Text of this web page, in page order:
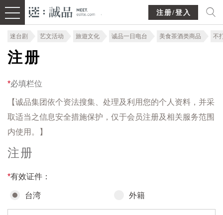
注册/登入
迷台剧 艺文活动 旅遊文化 诚品一日电台 美食茶酒类商品 不
注册
*必填栏位
【诚品集团依个资法搜集、处理及利用您的个人资料，并采
取适当之信息安全措施保护，仅于会员注册及相关服务范围
内使用。】
注册
*有效证件：
台湾 外籍